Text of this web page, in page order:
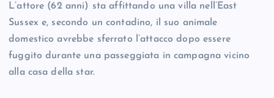
L’attore (62 anni) sta affittando una villa nell’East
Sussex e, secondo un contadino, il suo animale
domestico avrebbe sferrato l’attacco dopo essere
fuggito durante una passeggiata in campagna vicino
alla casa della star.